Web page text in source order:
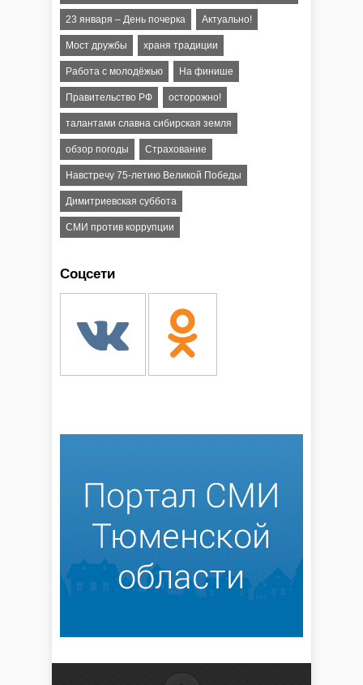
23 января – День почерка Актуально!
Мост дружбы храня традиции
Работа с молодёжью На финише
Правительство РФ осторожно!
талантами славна сибирская земля
обзор погоды Страхование
Навстречу 75-летию Великой Победы
Димитриевская суббота
СМИ против коррупции
Соцсети